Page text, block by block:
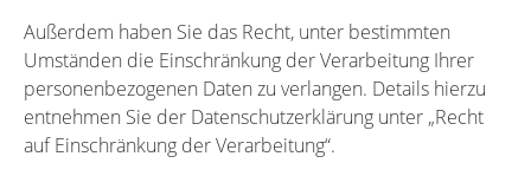
Außerdem haben Sie das Recht, unter bestimmten
Umständen die Einschränkung der Verarbeitung Ihrer
personenbezogenen Daten zu verlangen. Details hierzu
entnehmen Sie der Datenschutzerklärung unter „Recht
auf Einschränkung der Verarbeitung“.